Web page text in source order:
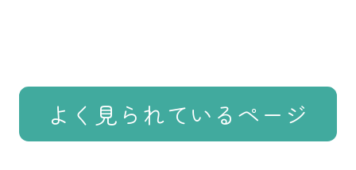
よく見られているページ